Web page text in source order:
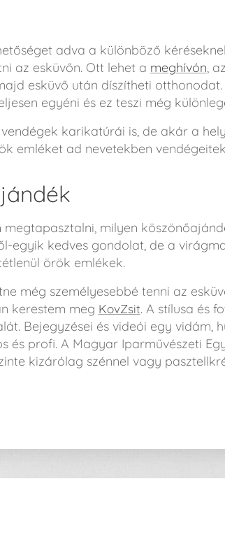
adva a különböző
az esküvőn. Ott lehet a meghívón ,
esküvő után díszítheti otthonodat.
egyéni és ez teszi még
karikatúrái is, de akár a
emléket ad nevetekben
milyen
egyik kedves gondolat, de a
örök emlékek.
még személyesebbé tenni az
kerestem meg KovZsit. A stílusa és
Bejegyzései és videói egy vidám,
és profi. A Magyar Iparművészeti
kizárólag szénnel vagy